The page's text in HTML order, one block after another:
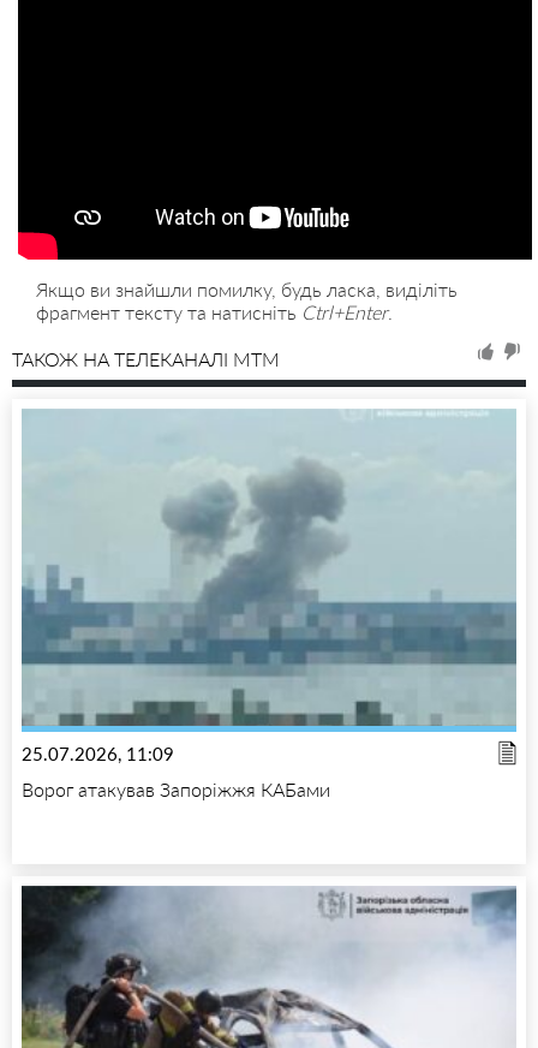
Якщо ви знайшли помилку, будь ласка, виділіть
фрагмент тексту та натисніть Ctrl+Enter.
ТАКОЖ НА ТЕЛЕКАНАЛІ MTM
25.07.2026, 11:09
Ворог атакував Запоріжжя КАБами